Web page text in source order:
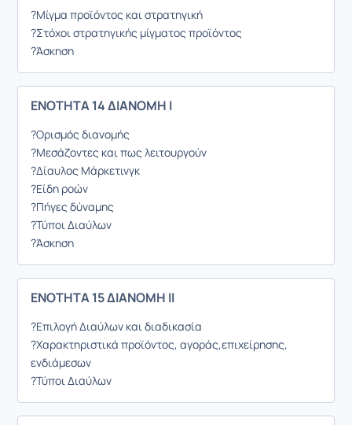
?Μίγμα προϊόντος και στρατηγική
?Στόχοι στρατηγικής μίγματος προϊόντος
?Άσκηση
ΕΝΟΤΗΤΑ 14 ΔΙΑΝΟΜΗ Ι
?Ορισμός διανομής
?Μεσάζοντες και πως λειτουργούν
?Δίαυλος Μάρκετινγκ
?Είδη ροών
?Πήγες δύναμης
?Τύποι Διαύλων
?Άσκηση
ΕΝΟΤΗΤΑ 15 ΔΙΑΝΟΜΗ ΙΙ
?Επιλογή Διαύλων και διαδικασία
?Χαρακτηριστικά προϊόντος, αγοράς,επιχείρησης,
ενδιάμεσων
?Τύποι Διαύλων